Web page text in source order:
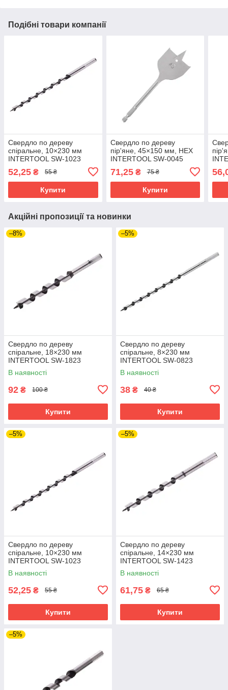
Подібні товари компанії
Свердло по дереву
спіральне, 10×230 мм
INTERTOOL SW-1023
52,25 ₴ 55 ₴
Купити
Свердло по дереву
пір'яне, 45×150 мм, HEX
INTERTOOL SW-0045
71,25₴ 75 ₴
Купити
Акційні пропозиції та новинки
–8%
Свердло по дереву
спіральне, 18×230 мм
INTERTOOL SW-1823
В наявності
92 ₴ 100 ₴
Купити
–5%
Свердло по дереву
спіральне, 8×230 мм
INTERTOOL SW-0823
В наявності
38 ₴ 40 ₴
Купити
–5%
Свердло по дереву
спіральне, 10×230 мм
INTERTOOL SW-1023
В наявності
52,25 ₴ 55 ₴
Купити
–5%
Свердло по дереву
спіральне, 14×230 мм
INTERTOOL SW-1423
В наявності
61,75 ₴ 65 ₴
Купити
–5%